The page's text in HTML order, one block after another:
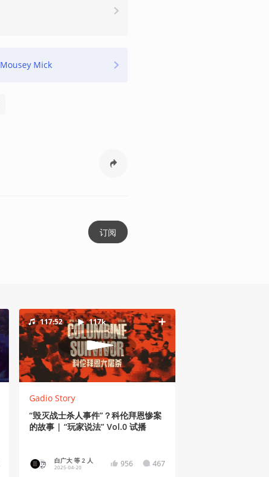
Mousey Mick
订阅
117:52 117k
Gadio Story
“毁灭战士杀人事件”？科伦拜恩惨案
的故事 | “玩家说法” Vol.0 试播
白广大 等 2 人
2025-04-20 956 467